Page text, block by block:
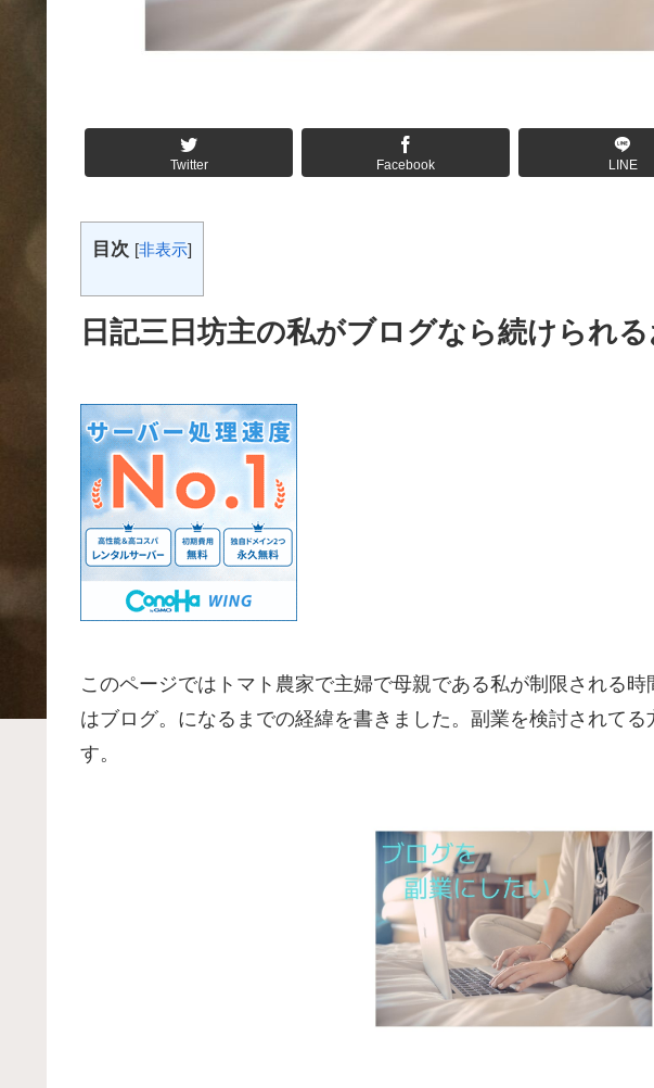
Twitter Facebook LINE
目次 [非表示]
日記三日坊主の私がブログなら続けられ
このページではトマト農家で主婦で母親である私が制限される
はブログ。になるまでの経緯を書きました。副業を検討されて
す。